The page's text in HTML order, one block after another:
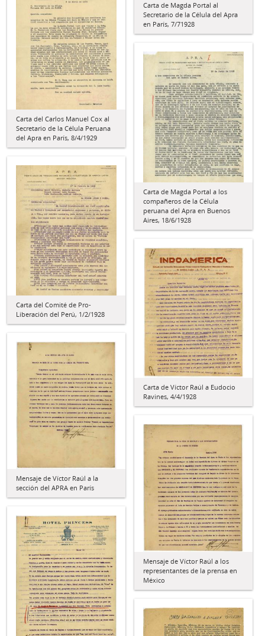
Carta de Magda Portal al
Secretario de la Célula del Apra
en París, 7/71928
Carta del Carlos Manuel Cox al
Secretario de la Célula Peruana
del Apra en París, 8/4/1929
Carta de Magda Portal a los
compañeros de la Célula
peruana del Apra en Buenos
Aires, 18/6/1928
Carta del Comité de Pro-
Liberación del Perú, 1/2/1928
Carta de Víctor Raúl a Eudocio
Ravines, 4/4/1928
Mensaje de Víctor Raúl a la
sección del APRA en París
Mensaje de Víctor Raúl a los
representantes de la prensa en
México